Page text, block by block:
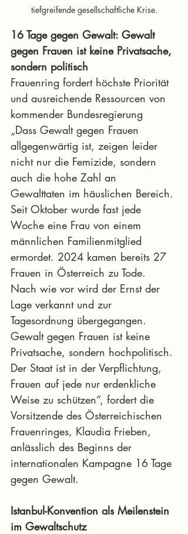
tiefgreifende gesellschaftliche Krise.
16 Tage gegen Gewalt: Gewalt
gegen Frauen ist keine Privatsache,
sondern politisch
Frauenring fordert höchste Priorität
und ausreichende Ressourcen von
kommender Bundesregierung
„Dass Gewalt gegen Frauen
allgegenwärtig ist, zeigen leider
nicht nur die Femizide, sondern
auch die hohe Zahl an
Gewalttaten im häuslichen Bereich.
Seit Oktober wurde fast jede
Woche eine Frau von einem
männlichen Familienmitglied
ermordet. 2024 kamen bereits 27
Frauen in Österreich zu Tode.
Nach wie vor wird der Ernst der
Lage verkannt und zur
Tagesordnung übergegangen.
Gewalt gegen Frauen ist keine
Privatsache, sondern hochpolitisch.
Der Staat ist in der Verpflichtung,
Frauen auf jede nur erdenkliche
Weise zu schützen“, fordert die
Vorsitzende des Österreichischen
Frauenringes, Klaudia Frieben,
anlässlich des Beginns der
internationalen Kampagne 16 Tage
gegen Gewalt.
Istanbul-Konvention als Meilenstein
im Gewaltschutz